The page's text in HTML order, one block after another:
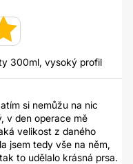
300ml, vysoký profil
si nemůžu na nic
v den operace mě
velikost z daného
jsem tedy vše na něm,
to udělalo krásná prsa.